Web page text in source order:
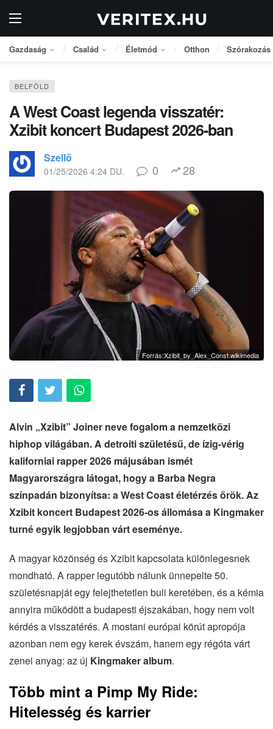
Gazdaság Család Életmód Otthon Szórakozás
BELFÖLD
A West Coast legenda visszatér:
Xzibit koncert Budapest 2026-ban
Szellő
01/25/2026 4:24 DU. 0 28
Forrás:Xzibit_by_Alex_Const.wikimedia
Alvin „Xzibit” Joiner neve fogalom a nemzetközi
hiphop világában. A detroiti születésű, de ízig-vérig
kaliforniai rapper 2026 májusában ismét
Magyarországra látogat, hogy a Barba Negra
színpadán bizonyítsa: a West Coast életérzés örök. Az
Xzibit koncert Budapest 2026-os állomása a Kingmaker
turné egyik legjobban várt eseménye.
A magyar közönség és Xzibit kapcsolata különlegesnek
mondható. A rapper legutóbb nálunk ünnepelte 50.
születésnapját egy felejthetetlen buli keretében, és a kémia
annyira működött a budapesti éjszakában, hogy nem volt
kérdés a visszatérés. A mostani európai körút apropója
azonban nem egy kerek évszám, hanem egy régóta várt
zenei anyag: az új Kingmaker album.
Több mint a Pimp My Ride:
Hitelesség és karrier